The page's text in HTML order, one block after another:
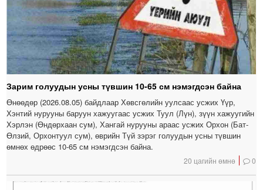
Зарим голуудын усны түвшин 10-65 см нэмэгдсэн байна
Өнөөдөр (2026.08.05) байдлаар Хөвсгөлийн уулсаас усжих Үүр,
Хэнтий нурууны баруун хажуугаас усжих Туул (Лүн), зүүн хажуугийн
Хэрлэн (Өндөрхаан сум), Хангай нурууны араас усжих Орхон (Бат-
Өлзий, Орхонтуул сум), өврийн Түй зэрэг голуудын усны түвшин
өмнөх өдрөөс 10-65 см нэмэгдсэн байна.
20 цагийн өмнө 0